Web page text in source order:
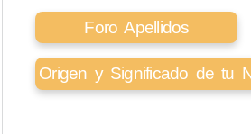
Foro Apellidos
Origen y Significado de tu